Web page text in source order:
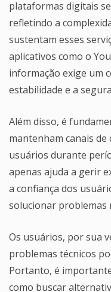
plataformas digitais
refletindo a
sustentam esses
aplicativos como o
informação exige um
estabilidade e a
Além disso, é
mantenham canais
usuários durante
apenas ajuda a gerir
a confiança dos
solucionar problemas
Os usuários, por sua
problemas técnicos
Portanto, é
como buscar